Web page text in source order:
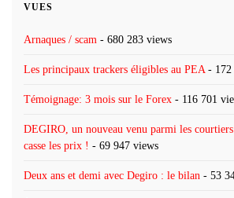
VUES
Arnaques / scam - 680 283 views
Les principaux trackers éligibles au PEA - 172
Témoignage: 3 mois sur le Forex - 116 701
DEGIRO, un nouveau venu parmi les
casse les prix ! - 69 947 views
Deux ans et demi avec Degiro : le bilan - 53